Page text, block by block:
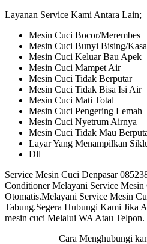
Layanan Service Kami Antara Lain;
Mesin Cuci Bocor/Merembes
Mesin Cuci Bunyi Bising/
Mesin Cuci Keluar Bau Apek
Mesin Cuci Mampet Air
Mesin Cuci Tidak Berputar
Mesin Cuci Tidak Bisa Isi Air
Mesin Cuci Mati Total
Mesin Cuci Pengering Lemah
Mesin Cuci Nyetrum Airnya
Mesin Cuci Tidak Mau
Layar Yang Menampilkan
Dll
Service Mesin Cuci Denpasar
Conditioner Melayani Service
Otomatis.Melayani Service Mesin
Tabung.Segera Hubungi Kami Jika
mesin cuci Melalui WA Atau Telpon.
Cara Menghubungi